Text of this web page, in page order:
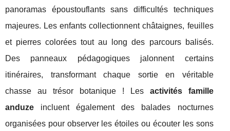
panoramas époustouflants sans difficultés techniques
majeures. Les enfants collectionnent châtaignes, feuilles
et pierres colorées tout au long des parcours balisés.
Des panneaux pédagogiques jalonnent certains
itinéraires, transformant chaque sortie en véritable
chasse au trésor botanique ! Les activités famille
anduze incluent également des balades nocturnes
organisées pour observer les étoiles ou écouter les sons